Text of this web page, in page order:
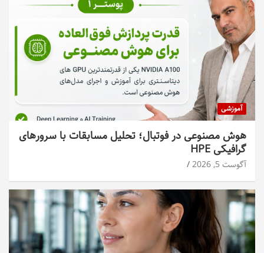
آموزشی
هوش مصنوعی در فوتبال؛ تحلیل مسابقات با سرورهای
گرافیکی HPE
آگوست 5, 2026